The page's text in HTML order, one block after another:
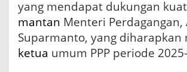
mantan Menteri Perdagangan,
ketua umum PPP periode